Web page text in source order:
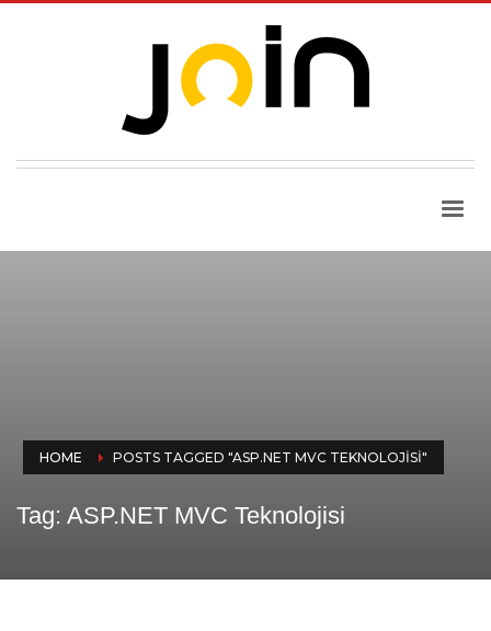
HOME POSTS TAGGED "ASP.NET MVC TEKNOLOJISI"
Tag: ASP.NET MVC Teknolojisi